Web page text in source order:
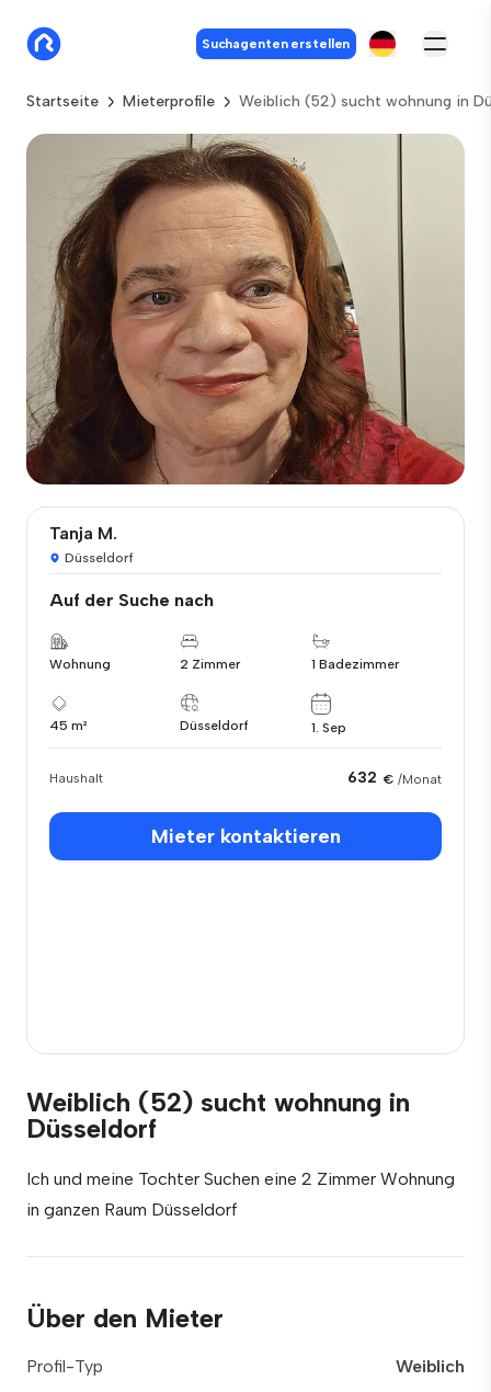
Suchagenten erstellen
Startseite Mieterprofile Weiblich (52) sucht wohnung in
Tanja M.
Düsseldorf
Auf der Suche nach
Wohnung 2 Zimmer 1 Badezimmer
45 m² Düsseldorf 1. Sep
Haushalt 632 € /Monat
Mieter kontaktieren
Weiblich (52) sucht wohnung in
Düsseldorf
Ich und meine Tochter Suchen eine 2 Zimmer Wohnung
in ganzen Raum Düsseldorf
Über den Mieter
Profil-Typ
Weiblich